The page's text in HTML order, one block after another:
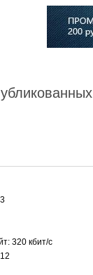
320 кбит/с